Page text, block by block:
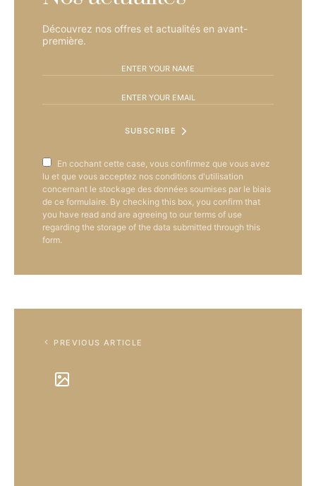
Découvrez nos offres et actualités en avant-
première.
SUBSCRIBE
En cochant cette case, vous confirmez que vous avez
lu et que vous acceptez nos conditions d'utilisation
concernant le stockage des données soumises par le biais
de ce formulaire. By checking this box, you confirm that
you have read and are agreeing to our terms of use
regarding the storage of the data submitted through this
form.
PREVIOUS ARTICLE